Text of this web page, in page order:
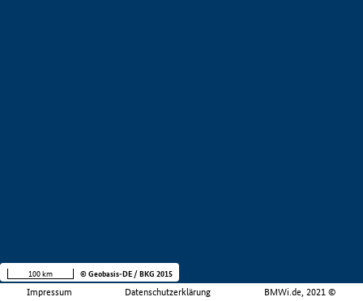
Impressum Datenschutzerklärung BMWi.de, 2021 ©
100 km © Geobasis-DE / BKG 2015